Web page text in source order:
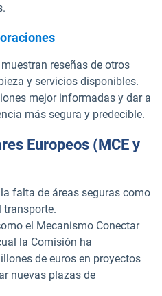
reseñas de otros
y servicios disponibles.
mejor informadas y dar a
más segura y predecible.
Europeos (MCE y
falta de áreas seguras como
transporte.
el Mecanismo Conectar
la Comisión ha
de euros en proyectos
nuevas plazas de